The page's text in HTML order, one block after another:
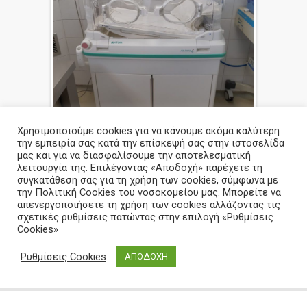
© 2023 SUPPORTED BY HOSPITAL OF FLORINA
Χρησιμοποιούμε cookies για να κάνουμε ακόμα καλύτερη
την εμπειρία σας κατά την επίσκεψή σας στην ιστοσελίδα
μας και για να διασφαλίσουμε την αποτελεσματική
λειτουργία της. Επιλέγοντας «Αποδοχή» παρέχετε τη
συγκατάθεση σας για τη χρήση των cookies, σύμφωνα με
την Πολιτική Cookies του νοσοκομείου μας. Μπορείτε να
απενεργοποιήσετε τη χρήση των cookies αλλάζοντας τις
σχετικές ρυθμίσεις πατώντας στην επιλογή «Ρυθμίσεις
Cookies»
Ρυθμίσεις Cookies ΑΠΟΔΟΧΗ